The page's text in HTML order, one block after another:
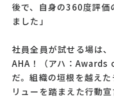
後で、自身の360度評価
ました」
社員全員が試せる場は
AHA！（アハ：
だ。組織の垣根を越え
リューを踏まえた行動